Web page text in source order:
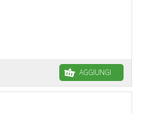
AGGIUNGI